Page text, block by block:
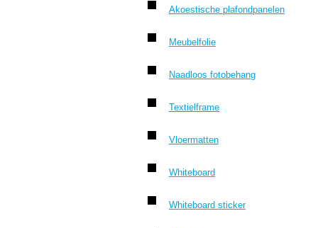
Akoestische plafondpanelen
Meubelfolie
Naadloos fotobehang
Textielframe
Vloermatten
Whiteboard
Whiteboard sticker